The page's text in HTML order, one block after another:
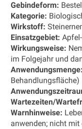
Gebindeform:
Kategorie:
Wirkstoff:
Einsatzgebiet:
Wirkungsweise:
im Folgejahr und
Anwendungsmenge:
Behandlungsfläche)
Wartezeiten/
Warnhinweise:
anwenden; nicht